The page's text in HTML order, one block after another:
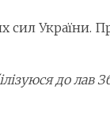
сил України.
до лав